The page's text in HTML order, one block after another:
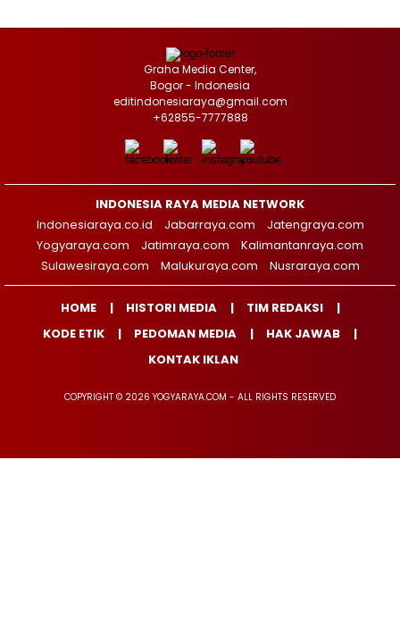
Graha Media Center,
Bogor - Indonesia
editindonesiaraya@gmail.com
+62855-7777888
INDONESIA RAYA MEDIA NETWORK
Indonesiaraya.co.id
Jabarraya.com
Jatengraya.com
Yogyaraya.com
Jatimraya.com
Kalimantanraya.com
Sulawesiraya.com
Malukuraya.com Nusraraya.com
HOME HISTORI MEDIA
TIM REDAKSI
KODE ETIK
PEDOMAN MEDIA
HAK JAWAB
KONTAK IKLAN
COPYRIGHT © 2026 YOGYARAYA.COM - ALL RIGHTS RESERVED